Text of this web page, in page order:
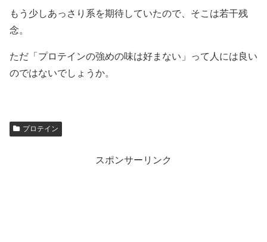
もう少しあっさり系を期待していたので、そこは若干残
念。
ただ「プロテインの強めの味は好まない」って人には良い
のではないでしょうか。
プロテイン
スポンサーリンク